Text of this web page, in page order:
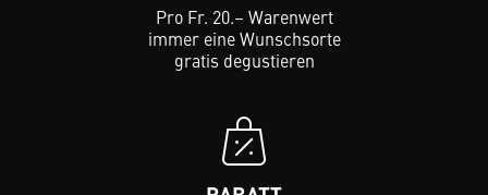
Pro Fr. 20.– Warenwert
immer eine Wunschsorte
gratis degustieren